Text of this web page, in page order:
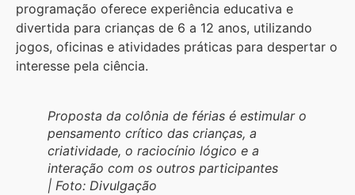
programação oferece experiência educativa e
divertida para crianças de 6 a 12 anos, utilizando
jogos, oficinas e atividades práticas para despertar o
interesse pela ciência.
Proposta da colônia de férias é estimular o
pensamento crítico das crianças, a
criatividade, o raciocínio lógico e a
interação com os outros participantes
| Foto: Divulgação